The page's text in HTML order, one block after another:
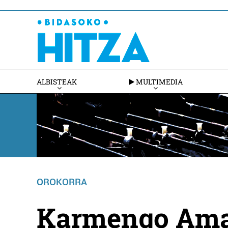
ALBISTEAK MULTIMEDIA
OROKORRA
Karmengo